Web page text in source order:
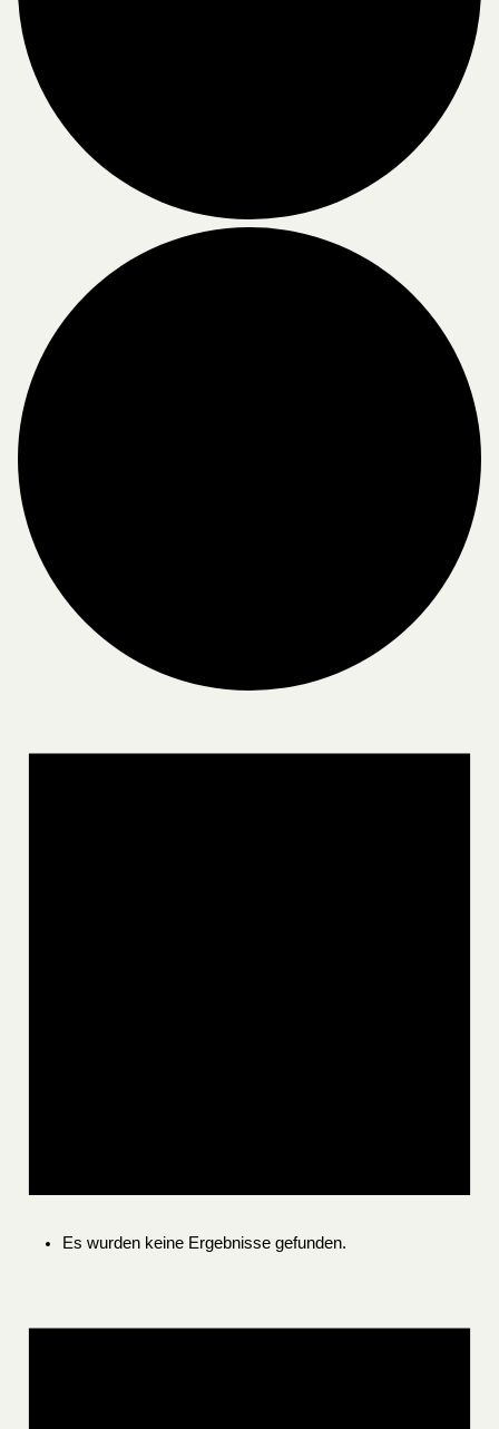
Es wurden keine Ergebnisse gefunden.